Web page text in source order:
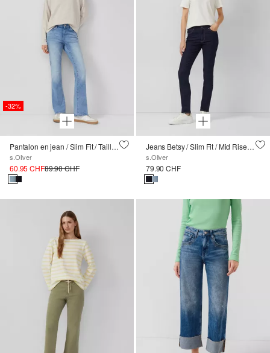
-32%
Pantalon en jean / Slim Fit / Taille mi-haute / Bootcut
s.Oliver
60.95 CHF89.90 CHF
Jeans Betsy / Slim Fit / Mid Rise / Slim Leg
s.Oliver
79.90 CHF